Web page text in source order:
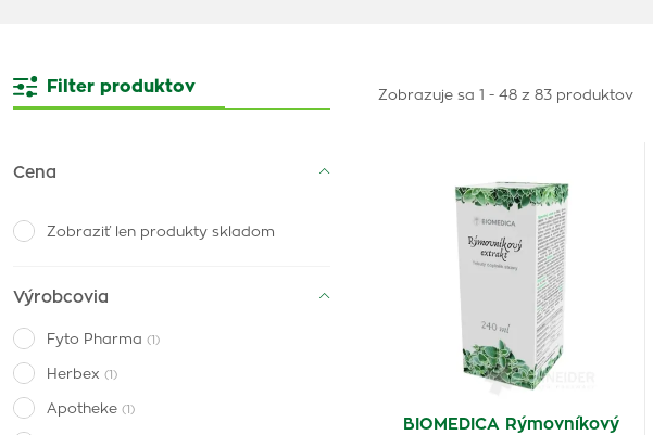
Filter produktov
Cena
Zobraziť len produkty skladom
Výrobcovia
Fyto Pharma (1)
Herbex (1)
Apotheke (1)
Zobrazuje sa 1 - 48 z 83 produktov
BIOMEDICA Rýmovníkový